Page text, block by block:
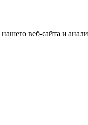
веб-сайта и